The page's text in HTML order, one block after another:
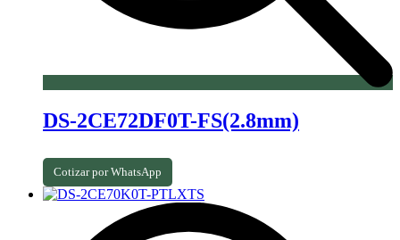
DS-2CE72DF0T-FS(2.8mm)
Cotizar por WhatsApp